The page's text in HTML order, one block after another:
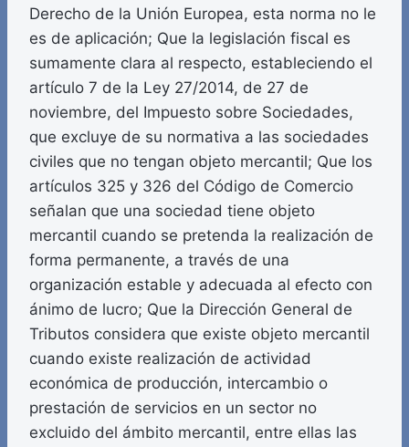
Derecho de la Unión Europea, esta norma no le
es de aplicación; Que la legislación fiscal es
sumamente clara al respecto, estableciendo el
artículo 7 de la Ley 27/2014, de 27 de
noviembre, del Impuesto sobre Sociedades,
que excluye de su normativa a las sociedades
civiles que no tengan objeto mercantil; Que los
artículos 325 y 326 del Código de Comercio
señalan que una sociedad tiene objeto
mercantil cuando se pretenda la realización de
forma permanente, a través de una
organización estable y adecuada al efecto con
ánimo de lucro; Que la Dirección General de
Tributos considera que existe objeto mercantil
cuando existe realización de actividad
económica de producción, intercambio o
prestación de servicios en un sector no
excluido del ámbito mercantil, entre ellas las